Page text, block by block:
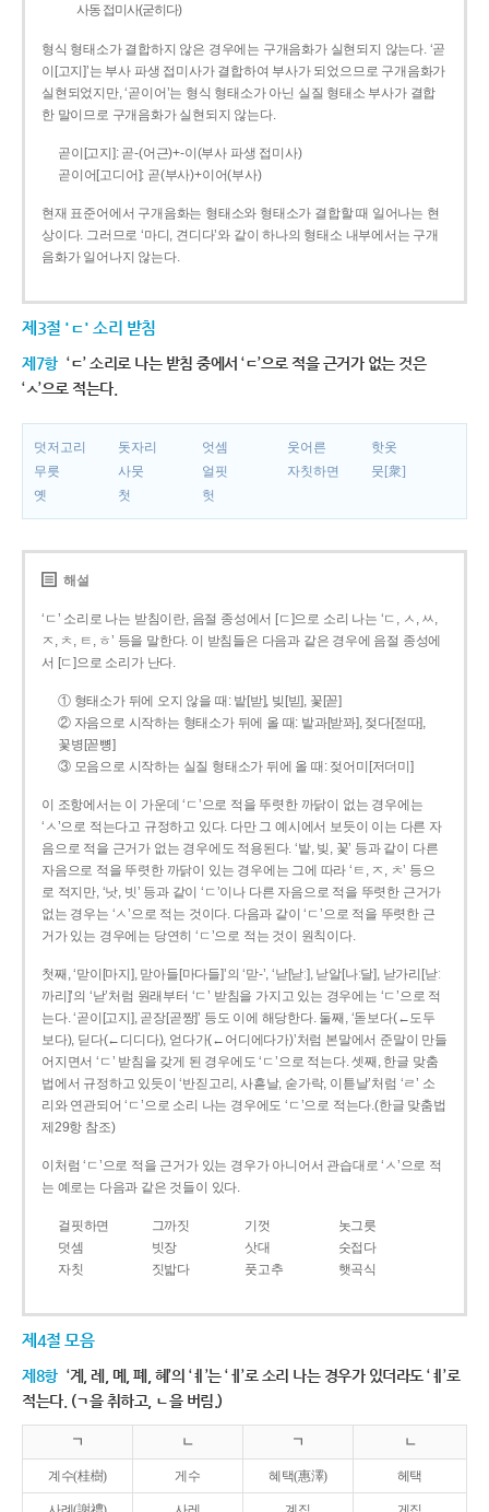
사동 접미사(굳히다)
형식 형태소가 결합하지 않은 경우에는 구개음화가 실현되지 않는다. ‘곧
이[고지]’는 부사 파생 접미사가 결합하여 부사가 되었으므로 구개음화가
실현되었지만, ‘곧이어’는 형식 형태소가 아닌 실질 형태소 부사가 결합
한 말이므로 구개음화가 실현되지 않는다.
곧이[고지]: 곧-­(어근)+­-이(부사 파생 접미사)
곧이어[고디어]: 곧(부사)+이어(부사)
현재 표준어에서 구개음화는 형태소와 형태소가 결합할 때 일어나는 현
상이다. 그러므로 ‘마디, 견디다’와 같이 하나의 형태소 내부에서는 구개
음화가 일어나지 않는다.
제3절 'ㄷ' 소리 받침
제7항 ‘ㄷ’ 소리로 나는 받침 중에서 ‘ㄷ’으로 적을 근거가 없는 것은
‘ㅅ’으로 적는다.
덧저고리 돗자리 엇셈 웃어른
핫옷
무릇
사뭇 얼핏 자칫하면
뭇[衆]
옛
첫 헛
해설
‘ㄷ’ 소리로 나는 받침이란, 음절 종성에서 [ㄷ]으로 소리 나는 ‘ㄷ, ㅅ, ㅆ,
ㅈ, ㅊ, ㅌ, ㅎ’ 등을 말한다. 이 받침들은 다음과 같은 경우에 음절 종성에
서 [ㄷ]으로 소리가 난다.
① 형태소가 뒤에 오지 않을 때: 밭[받], 빚[빋], 꽃[꼳]
② 자음으로 시작하는 형태소가 뒤에 올 때: 밭과[받꽈], 젖다[젇따],
꽃병[꼳뼝]
③ 모음으로 시작하는 실질 형태소가 뒤에 올 때: 젖어미[저더미]
이 조항에서는 이 가운데 ‘ㄷ’으로 적을 뚜렷한 까닭이 없는 경우에는
‘ㅅ’으로 적는다고 규정하고 있다. 다만 그 예시에서 보듯이 이는 다른 자
음으로 적을 근거가 없는 경우에도 적용된다. ‘밭, 빚, 꽃’ 등과 같이 다른
자음으로 적을 뚜렷한 까닭이 있는 경우에는 그에 따라 ‘ㅌ, ㅈ, ㅊ’ 등으
로 적지만, ‘낫, 빗’ 등과 같이 ‘ㄷ’이나 다른 자음으로 적을 뚜렷한 근거가
없는 경우는 ‘ㅅ’으로 적는 것이다. 다음과 같이 ‘ㄷ’으로 적을 뚜렷한 근
거가 있는 경우에는 당연히 ‘ㄷ’으로 적는 것이 원칙이다.
첫째, ‘맏이[마지], 맏아들[마다들]’의 ‘맏-’, ‘낟[낟ː], 낟알[나ː달], 낟가리[낟ː
까리]’의 ‘낟’처럼 원래부터 ‘ㄷ’ 받침을 가지고 있는 경우에는 ‘ㄷ’으로 적
는다. ‘곧이[고지], 곧장[곧짱]’ 등도 이에 해당한다. 둘째, ‘돋보다(←도두
보다), 딛다(←디디다), 얻다가(←어디에다가)’처럼 본말에서 준말이 만들
어지면서 ‘ㄷ’ 받침을 갖게 된 경우에도 ‘ㄷ’으로 적는다. 셋째, 한글 맞춤
법에서 규정하고 있듯이 ‘반짇고리, 사흗날, 숟가락, 이튿날’처럼 ‘ㄹ’ 소
리와 연관되어 ‘ㄷ’으로 소리 나는 경우에도 ‘ㄷ’으로 적는다.(한글 맞춤법
제29항 참조)
이처럼 ‘ㄷ’으로 적을 근거가 있는 경우가 아니어서 관습대로 ‘ㅅ’으로 적
는 예로는 다음과 같은 것들이 있다.
걸핏하면 그까짓 기껏
놋그릇
덧셈
빗장 삿대
숫접다
자칫
짓밟다 풋고추 햇곡식
제4절 모음
제8항 ‘계, 례, 몌, 폐, 혜’의 ‘ㅖ’는 ‘ㅔ’로 소리 나는 경우가 있더라도 ‘ㅖ’로
적는다. (ㄱ을 취하고, ㄴ을 버림.)
ㄱ ㄴ ㄱ ㄴ
계수(桂樹) 게수 혜택(惠澤) 헤택